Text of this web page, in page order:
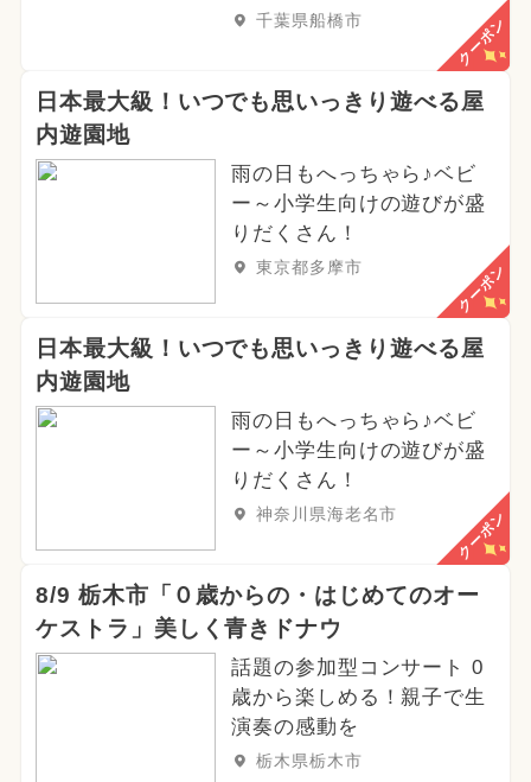
千葉県船橋市 クーポン
日本最大級！いつでも思いっきり遊べる屋
内遊園地
雨の日もへっちゃら♪ベビ
ー～小学生向けの遊びが盛
りだくさん！
東京都多摩市 クーポン
日本最大級！いつでも思いっきり遊べる屋
内遊園地
雨の日もへっちゃら♪ベビ
ー～小学生向けの遊びが盛
りだくさん！
神奈川県海老名市 クーポン
8/9 栃木市「０歳からの・はじめてのオー
ケストラ」美しく青きドナウ
話題の参加型コンサート 0
歳から楽しめる！親子で生
演奏の感動を
栃木県栃木市